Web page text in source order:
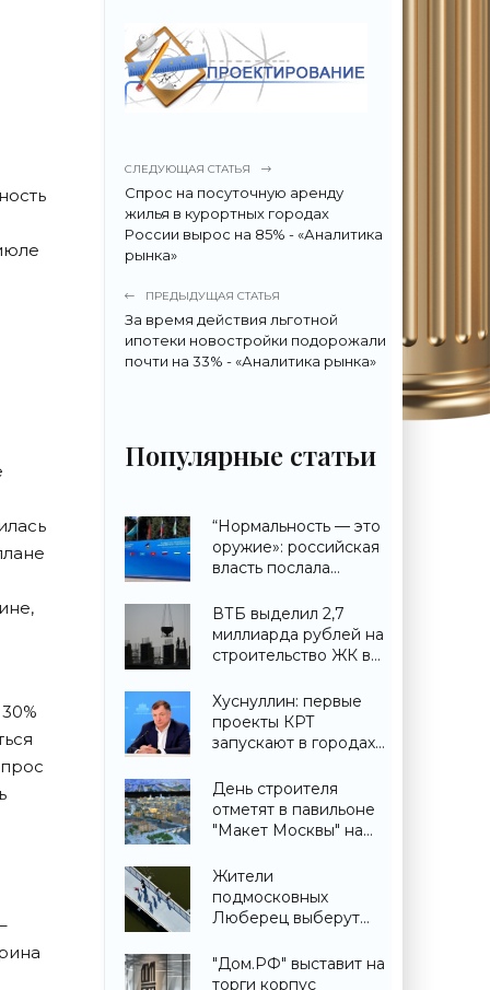
СЛЕДУЮЩАЯ СТАТЬЯ
Спрос на посуточную аренду
жилья в курортных городах
России вырос на 85% - «Аналитика
рынка»
ПРЕДЫДУЩАЯ СТАТЬЯ
За время действия льготной
ипотеки новостройки подорожали
почти на 33% - «Аналитика рынка»
Популярные статьи
“Нормальность — это
оружие»: российская
власть послала
сигнал гражданам -
«Недвижимость»
ВТБ выделил 2,7
миллиарда рублей на
строительство ЖК в
«Строительство»
Хуснуллин: первые
проекты КРТ
запускают в городах
«Строительство»
День строителя
отметят в павильоне
"Макет Москвы" на
«Строительство»
Жители
подмосковных
Люберец выберут
мосту через реку
Македонку -
"Дом.РФ" выставит на
торги корпус